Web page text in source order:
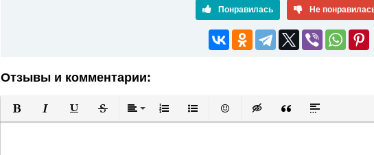
Понравилась Не
Отзывы и комментарии:
Полужирный
КурсивПодчеркнутый
ЗачеркнутыйВыравнивание
Нумерованный список
Маркированный список
Вставить смайлик
Вставка скрытого текста
Вставка цитаты
Вставка